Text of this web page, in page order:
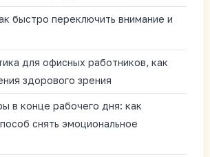
быстро переключить внимание и
для офисных работников, как
здорового зрения
в конце рабочего дня: как
снять эмоциональное